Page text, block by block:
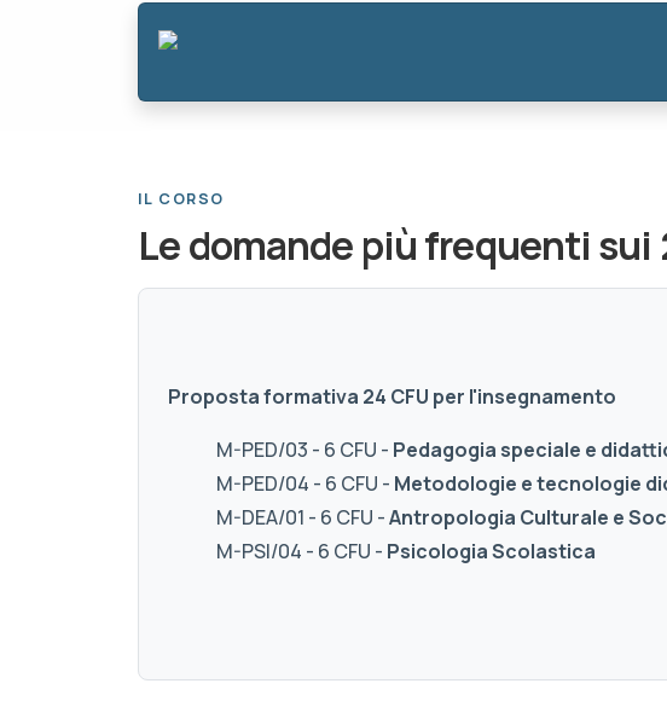
IL CORSO
Le domande più frequenti sui
Proposta formativa 24 CFU per l'insegnamento
M-PED/03 - 6 CFU - Pedagogia speciale e
M-PED/04 - 6 CFU - Metodologie e tecnologie
M-DEA/01 - 6 CFU -Antropologia Culturale e
M-PSI/04 - 6 CFU - Psicologia Scolastica